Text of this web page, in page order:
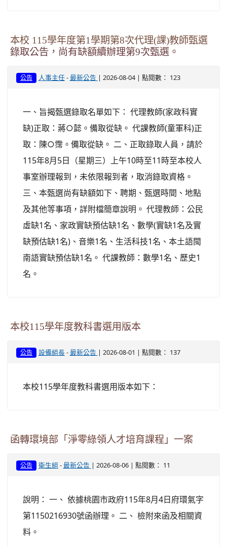
本校 115學年度第1學期第8次代理(課)教師甄選
錄取公告，尚有缺額續辦理第9次甄選。
公告 人事主任- 最新公告 | 2026-08-04 | 點閱數： 123
一、旨揭甄選錄取名單如下： 代理教師(家政科實
缺)正取：蔣○懿。備取從缺。 代課教師(童軍科)正
取：陳○霈。備取從缺。 二、正取錄取人員，請於
115年8月5日（星期三）上午10時至11時至本校人
事室辦理報到，未依限報到者，取消錄取資格。
三、本甄選尚有缺額如下、聘期、甄選時間、地點
及其他等事項，詳附檔簡章說明。 代理教師：公民
虛缺1名、家政實缺預估缺1名、數學(實缺1名及實
缺預估缺1名)、音樂1名、生活科技1名、本土語閩
南語實缺預估缺1名。 代課教師：數學1名、歷史1
名。
本校115學年度教科書選用版本
公告 設備組長- 最新公告 | 2026-08-01 | 點閱數： 137
本校115學年度教科書選用版本如下：
函轉環境部「淨零綠領人才培育課程」一案
公告 衛生組 - 最新公告 | 2026-08-06 | 點閱數： 11
說明： 一、 依據桃園市政府115年8月4日府環氣字
第1150216930號函辦理。 二、 檢附來函及相關資
料。